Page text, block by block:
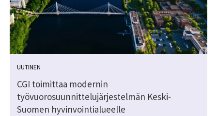
UUTINEN
CGI toimittaa modernin
työvuorosuunnittelujärjestelmän Keski-
Suomen hyvinvointialueelle